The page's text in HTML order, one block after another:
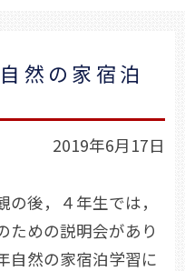
然の家宿泊
2019年6月17日
後，４年生では，
ための説明会があり
自然の家宿泊学習に